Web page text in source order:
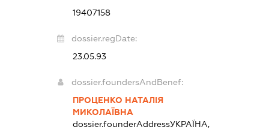
19407158
dossier.regDate:
23.05.93
dossier.foundersAndBenef:
ПРОЦЕНКО НАТАЛІЯ
МИКОЛАЇВНА
dossier.founderAddressУКРАЇНА,